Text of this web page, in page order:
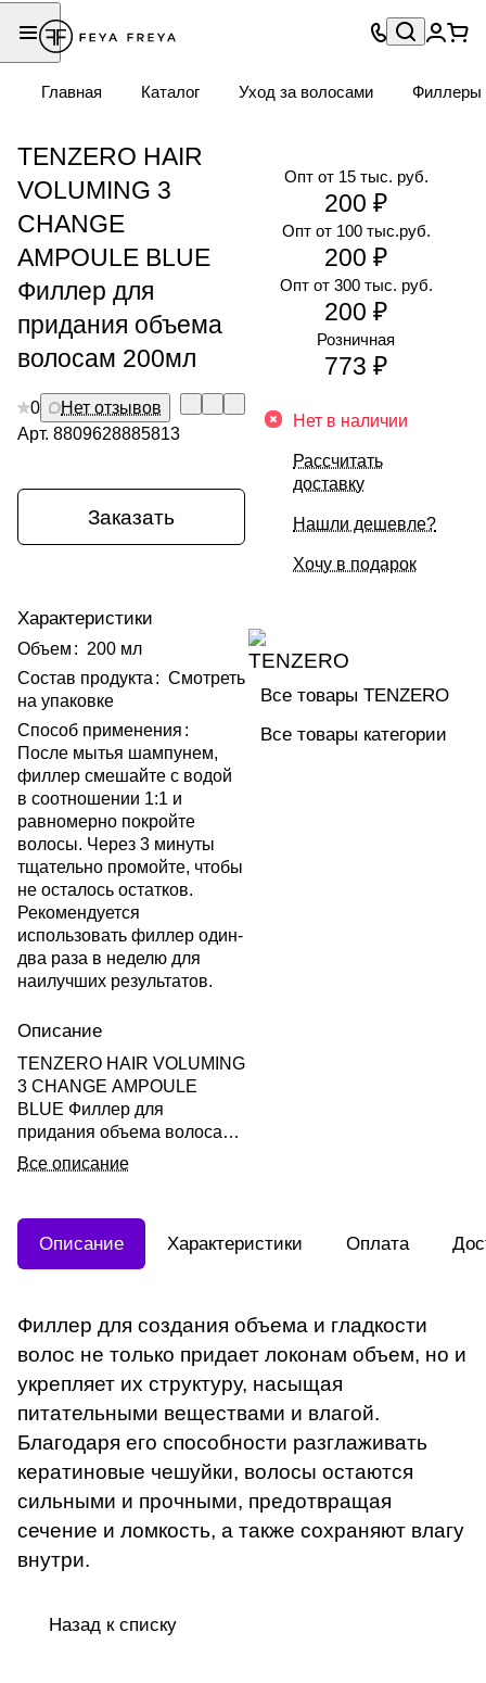
Главная Каталог Уход за волосами Филлеры
TENZERO HAIR
VOLUMING 3
CHANGE
AMPOULE BLUE
Филлер для
придания объема
волосам 200мл
0
Нет отзывов
Арт. 8809628885813
Заказать
Характеристики
Объем : 200 мл
Состав продукта : Смотреть
на упаковке
Способ применения :
После мытья шампунем,
филлер смешайте с водой
в соотношении 1:1 и
равномерно покройте
волосы. Через 3 минуты
тщательно промойте, чтобы
не осталось остатков.
Рекомендуется
использовать филлер один-
два раза в неделю для
наилучших результатов.
Описание
TENZERO HAIR VOLUMING
3 CHANGE AMPOULE
BLUE Филлер для
придания объема волосам
200мл
Все описание
Опт от 300 тыс. руб.
200 ₽
Опт от 15 тыс. руб.
200 ₽
Опт от 100 тыс.руб.
200 ₽
Розничная
773 ₽
Нет в наличии
Рассчитать
доставку
Нашли дешевле?
Хочу в подарок
Все товары TENZERO
Все товары категории
Описание Характеристики Оплата
Филлер для создания объема и гладкости
волос не только придает локонам объем, но и
укрепляет их структуру, насыщая
питательными веществами и влагой.
Благодаря его способности разглаживать
кератиновые чешуйки, волосы остаются
сильными и прочными, предотвращая
сечение и ломкость, а также сохраняют влагу
внутри.
Назад к списку